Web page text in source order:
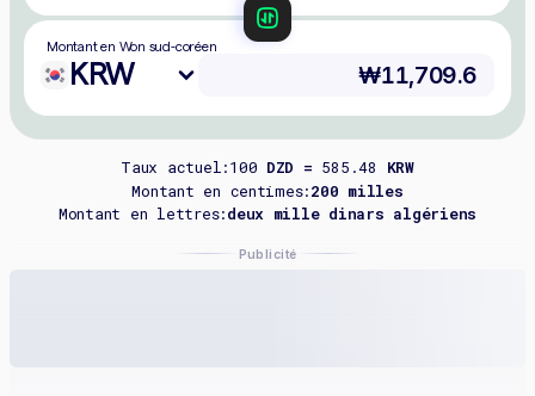
Montant en Won sud-coréen
KRW
Taux actuel:100 DZD = 585.48
KRW
Montant en centimes:200 milles
Montant en lettres:deux mille dinars algériens
Publicité